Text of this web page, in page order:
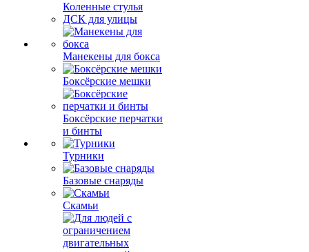
Коленные стулья
ДСК для улицы
Манекены для бокса
Боксёрские мешки
Боксёрские перчатки
и бинты
Турники
Базовые снаряды
Скамьи